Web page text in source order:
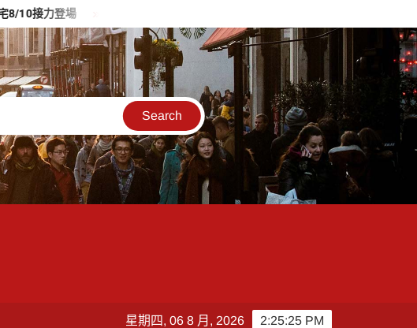
大林蒲鄉親公聽會站出來發聲，陳麗娜要求市府傾聽改進
2:25:27 PM
星期四, 06 8 月, 2026